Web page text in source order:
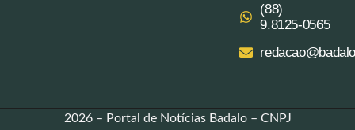
(88)
9.8125‑0565‬
2026 – Portal de Notícias Badalo – CNPJ